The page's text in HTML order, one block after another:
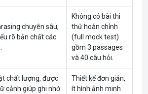
chuyên sâu,
rõ bản chất các
Không có bài thi
thử hoàn chỉnh
(full mock test)
gồm 3 passages
và 40 câu hỏi.
chất lượng, được
cảnh giúp ghi nhớ
Thiết kế đơn giản,
ít hình ảnh minh